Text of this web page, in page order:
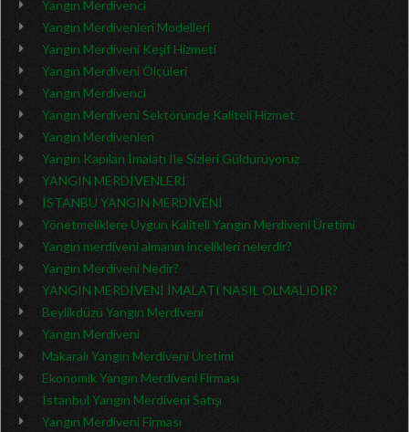
Yangın Merdivenci
Yangın Merdivenleri Modelleri
Yangın Merdiveni Keşif Hizmeti
Yangın Merdiveni Ölçüleri
Yangın Merdivenci
Yangın Merdiveni Sektöründe Kaliteli Hizmet
Yangın Merdivenleri
Yangın Kapıları İmalatı İle Sizleri Güldürüyoruz
YANGIN MERDİVENLERİ
İSTANBU YANGIN MERDİVENİ
Yönetmeliklere Uygun Kaliteli Yangın Merdiveni Üretimi
Yangın merdiveni almanın incelikleri nelerdir?
Yangın Merdiveni Nedir?
YANGIN MERDİVENİ İMALATI NASIL OLMALIDIR?
Beylikdüzü Yangın Merdiveni
Yangın Merdiveni
Makaralı Yangın Merdiveni Üretimi
Ekonomik Yangın Merdiveni Firması
İstanbul Yangın Merdiveni Satışı
Yangın Merdiveni Firması